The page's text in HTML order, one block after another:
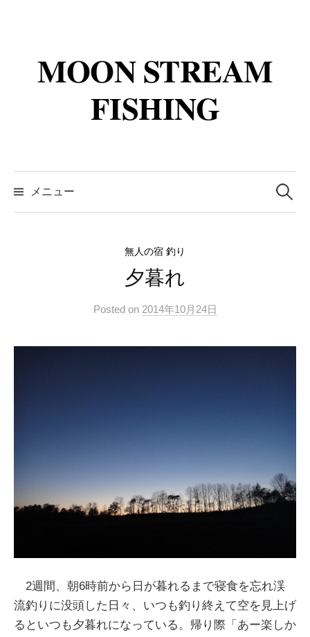
MOON STREAM
FISHING
メニュー
索:
無人の宿 釣り
夕暮れ
Posted on 2014年10月24日
2週間、朝6時前から日が暮れるまで寝食を忘れ渓
流釣りに没頭した日々、いつも釣り終えて空を見上げ
るといつも夕暮れになっている。帰り際「あー楽しか